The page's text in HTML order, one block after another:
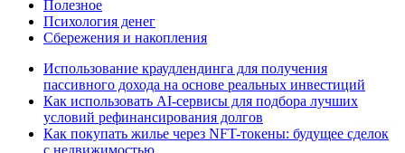
Полезное
Психология денег
Сбережения и накопления
Использование краудлендинга для получения
пассивного дохода на основе реальных инвестиций
Как использовать AI-сервисы для подбора лучших
условий рефинансирования долгов
Как покупать жилье через NFT-токены: будущее сделок
с недвижимостью